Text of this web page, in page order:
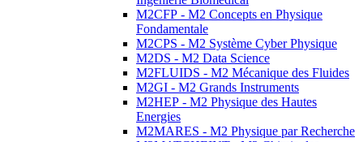
M2CFP - M2 Concepts en Physique
Fondamentale
M2CPS - M2 Système Cyber Physique
M2DS - M2 Data Science
M2FLUIDS - M2 Mécanique des Fluides
M2GI - M2 Grands Instruments
M2HEP - M2 Physique des Hautes
Energies
M2MARES - M2 Physique par Recherche